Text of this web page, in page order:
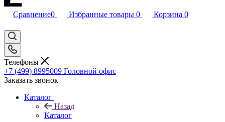
Сравнение0 Избранные товары 0 Корзина 0
Телефоны
+7 (499) 8995009 Головной офис
Заказать звонок
Каталог
Назад
Каталог